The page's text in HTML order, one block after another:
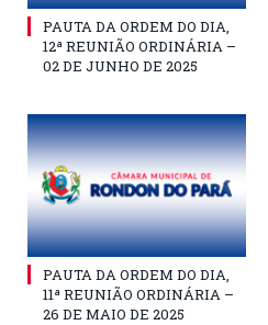
PAUTA DA ORDEM DO DIA,
12ª REUNIÃO ORDINÁRIA –
02 DE JUNHO DE 2025
PAUTA DA ORDEM DO DIA,
11ª REUNIÃO ORDINÁRIA –
26 DE MAIO DE 2025